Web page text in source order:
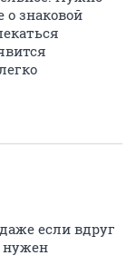
знаковой
если вдруг
нужен